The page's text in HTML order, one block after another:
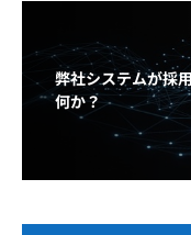
弊社システムが採
何か？